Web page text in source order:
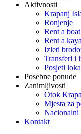
Aktivnosti
Krapanj
Ronjenje
Rent a boat
Rent a
Izleti
Transferi i
Posjeti
Posebne ponude
Zanimljivosti
Otok
Mjesta za
Nacionalni
Kontakt